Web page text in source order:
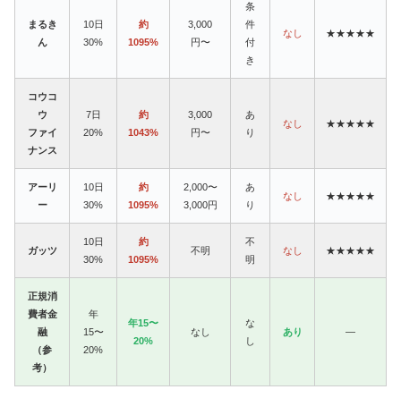
まるき
ん
10日
30%
約
1095%
3,000
円〜
条
件
付
き
なし ★★★★★
コウコ
ウ
ファイ
ナンス
7日
20%
約
1043%
3,000
円〜
あ
り
なし ★★★★★
アーリ
ー
10日
30%
約
1095%
2,000〜
3,000円
あ
り
なし ★★★★★
ガッツ
10日
30%
約
1095%
不明
不
明
なし ★★★★★
正規消
費者金
融
（参
考）
年
15〜
20%
年15〜
20%
なし
な
し
あり —